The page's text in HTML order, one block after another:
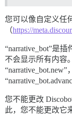
您可以像自定义任
（https://
“narrative_bot”是
不会显示所有内容
您不能更改
此，您不能更改它